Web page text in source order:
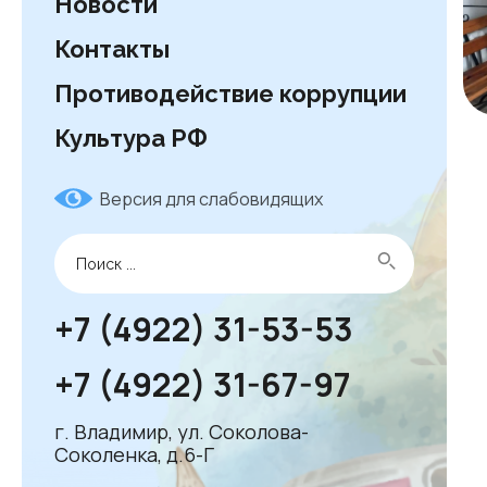
Контакты
Противодействие коррупции
Культура РФ
Версия для слабовидящих
+7 (4922) 31-53-53
+7 (4922) 31-67-97
г. Владимир, ул. Соколова-
Соколенка, д.6-Г